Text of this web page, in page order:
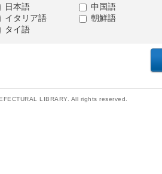
日本語
中国語
イタリア語
朝鮮語
タイ語
LIBRARY. All rights reserved.